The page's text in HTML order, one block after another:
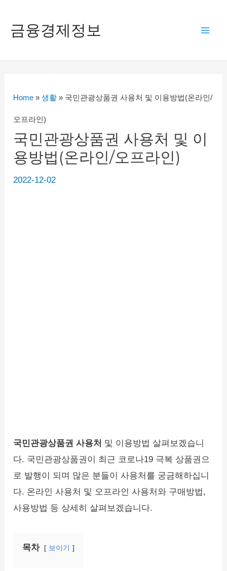
금융경제정보
Home »생활 » 국민관광상품권 사용처 및 이용방법(온라인/
오프라인)
국민관광상품권 사용처 및 이
용방법(온라인/오프라인)
2022-12-02
국민관광상품권 사용처 및 이용방법 살펴보겠습니
다. 국민관광상품권이 최근 코로나19 극복 상품권으
로 발행이 되며 많은 분들이 사용처를 궁금해하십니
다. 온라인 사용처 및 오프라인 사용처와 구매방법,
사용방법 등 상세히 살펴보겠습니다.
목차 보이기